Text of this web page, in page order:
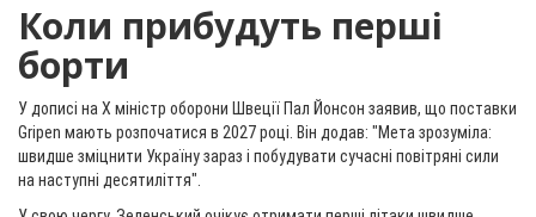
Коли прибудуть перші
борти
У дописі на X міністр оборони Швеції Пал Йонсон заявив, що поставки
Gripen мають розпочатися в 2027 році. Він додав: "Мета зрозуміла:
швидше зміцнити Україну зараз і побудувати сучасні повітряні сили
на наступні десятиліття".